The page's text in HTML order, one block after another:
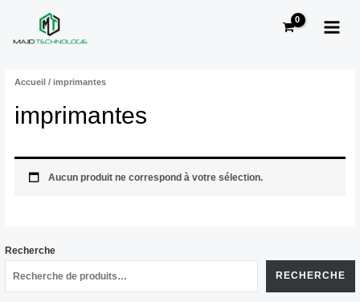
contenu
Recherche
RECHERCHE
Accueil / imprimantes
imprimantes
Aucun produit ne correspond à votre sélection.